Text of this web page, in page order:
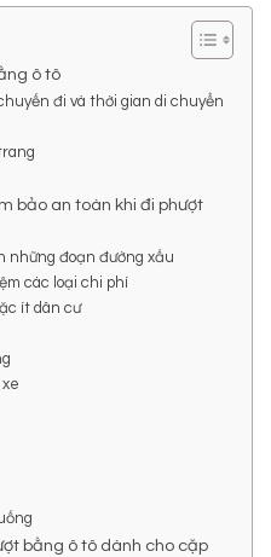
ô tô
đi và thời gian di chuyển
bảo an toàn khi đi phượt
những đoạn đường xấu
các loại chi phí
ít dân cư
bằng ô tô dành cho cặp